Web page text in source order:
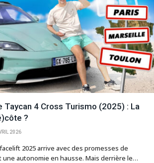
Taycan 4 Cross Turismo (2025) : La
?
2026
2025 arrive avec des promesses de
une autonomie en hausse. Mais derrière le…